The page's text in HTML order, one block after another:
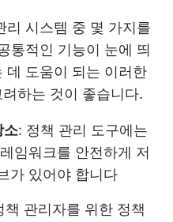
리 시스템 중 몇 가지를
통적인 기능이 눈에 띄
데 도움이 되는 이러한
하는 것이 좋습니다.
소: 정책 관리 도구에는
임워크를 안전하게 저
가 있어야 합니다
책 관리자를 위한 정책